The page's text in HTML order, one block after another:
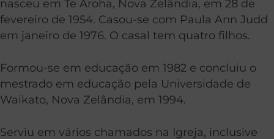
nasceu em Te Aroha, Nova Zelândia, em 28 de
fevereiro de 1954. Casou-se com Paula Ann Judd
em janeiro de 1976. O casal tem quatro filhos.
Formou-se em educação em 1982 e concluiu o
mestrado em educação pela Universidade de
Waikato, Nova Zelândia, em 1994.
Serviu em vários chamados na Igreja, inclusive